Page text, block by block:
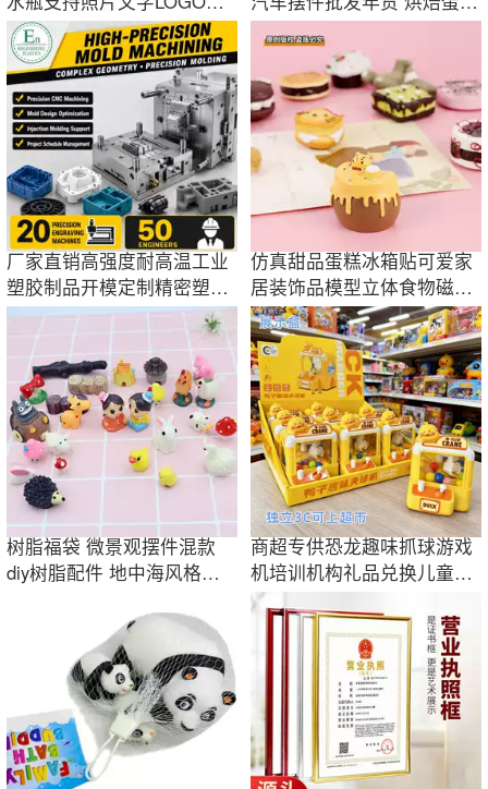
刷 DIY水瓶批发
装饰品
厂家直销高强度耐高温工业
塑胶制品开模定制精密塑料
模具注塑加工
仿真甜品蛋糕冰箱贴可爱家
居装饰品模型立体食物磁贴
创意美食摆件
树脂福袋 微景观摆件混款
diy树脂配件 地中海风格装
商超专供恐龙趣味抓球游戏
机培训机构礼品兑换儿童玩
具益智礼品